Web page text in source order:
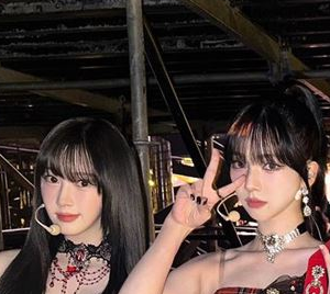
評破2萬則！老饕真實心得曝 10:11
告別式 江蕙、張惠妹花籃致哀 10:09
現身告別式！送別摯友化妝師 10:06
鐵 30歲男劇烈腹痛、險洗腎！ 10:03
14天教召不去」付出慘痛代價 10:03
炫耀飛行夾克！陳清龍回應了 10:02